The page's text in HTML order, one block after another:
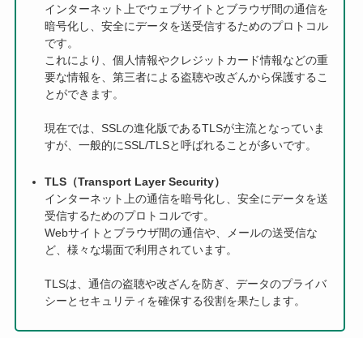
インターネット上でウェブサイトとブラウザ間の通信を
暗号化し、安全にデータを送受信するためのプロトコル
です。
これにより、個人情報やクレジットカード情報などの重
要な情報を、第三者による盗聴や改ざんから保護するこ
とができます。
現在では、SSLの進化版であるTLSが主流となっていま
すが、一般的にSSL/TLSと呼ばれることが多いです。
TLS（Transport Layer Security）
インターネット上の通信を暗号化し、安全にデータを送
受信するためのプロトコルです。
Webサイトとブラウザ間の通信や、メールの送受信な
ど、様々な場面で利用されています。
TLSは、通信の盗聴や改ざんを防ぎ、データのプライバ
シーとセキュリティを確保する役割を果たします。